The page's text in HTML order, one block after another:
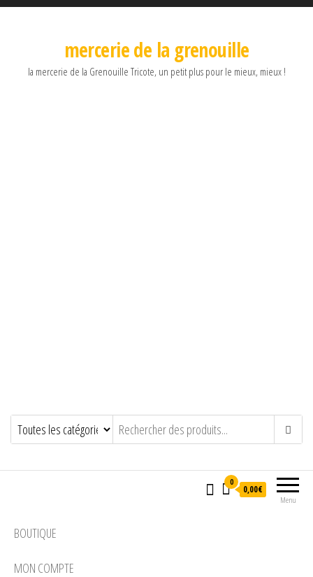
mercerie de la grenouille
la mercerie de la Grenouille Tricote, un petit plus pour le mieux, mieux !
Menu
0
0,00€
BOUTIQUE
MON COMPTE